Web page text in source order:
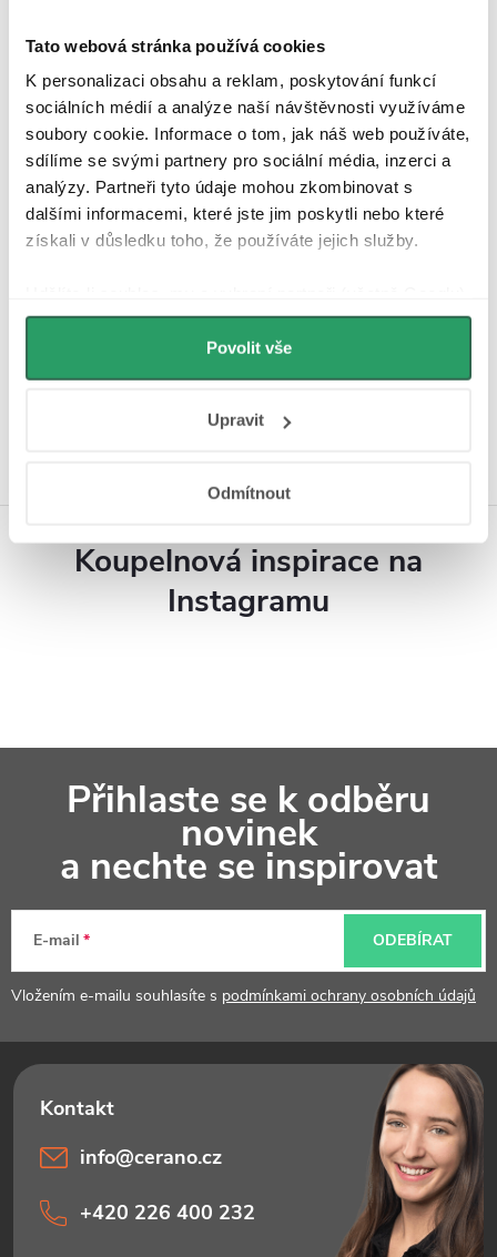
Tato webová stránka používá cookies
K personalizaci obsahu a reklam, poskytování funkcí
sociálních médií a analýze naší návštěvnosti využíváme
soubory cookie. Informace o tom, jak náš web používáte,
sdílíme se svými partnery pro sociální média, inzerci a
analýzy. Partneři tyto údaje mohou zkombinovat s
dalšími informacemi, které jste jim poskytli nebo které
získali v důsledku toho, že používáte jejich služby.
můžeme používat cookies pro analytiku a
personalizovanou reklamu. Jak Google zpracovává
osobní údaje najdete na stránkách
Povolit vše
Upravit
Odmítnout
Značka
Další inspirace
4,9 Hodnocení zákazníků
4340 hodnocení
Koupelnová inspirace na
Instagramu
a
Přihlaste se k odběru
novinek
a nechte se inspirovat
E-mail
Vložením e-mailu souhlasíte s podmínkami ochrany osobních údajů
ODEBÍRAT
info@cerano.cz
+420 226 400 232